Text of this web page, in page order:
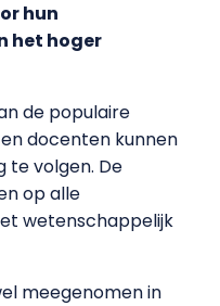
hun
het hoger
de populaire
docenten kunnen
te volgen. De
op alle
wetenschappelijk
meegenomen in